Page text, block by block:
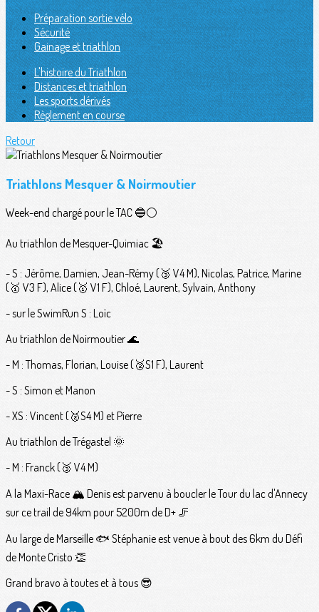
Préparation sortie vélo
Sécurité
Gainage et triathlon
L'histoire du Triathlon
Distances et triathlon
Les sports dérivés
Règlement en course
Retour
Triathlons Mesquer & Noirmoutier
Week-end chargé pour le TAC 🔵⚪️
Au triathlon de Mesquer-Quimiac 🏖
- S : Jérôme, Damien, Jean-Rémy (🥉 V4 M), Nicolas, Patrice, Marine
(🥇 V3 F), Alice (🥇 V1 F), Chloé, Laurent, Sylvain, Anthony
- sur le SwimRun S : Loïc
Au triathlon de Noirmoutier 🌊
- M : Thomas, Florian, Louise (🥈S1 F), Laurent
- S : Simon et Manon
- XS : Vincent (🥈S4 M) et Pierre
Au triathlon de Trégastel 🌞
- M : Franck (🥉 V4 M)
A la Maxi-Race 🏔 Denis est parvenu à boucler le Tour du lac d'Annecy
sur ce trail de 94km pour 5200m de D+ 🦵
Au large de Marseille 🐟 Stéphanie est venue à bout des 6km du Défi
de Monte Cristo 👏
Grand bravo à toutes et à tous 😎